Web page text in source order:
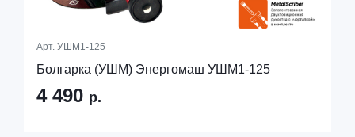
Арт. УШМ1-125
Болгарка (УШМ) Энергомаш УШМ1-125
4 490 р.